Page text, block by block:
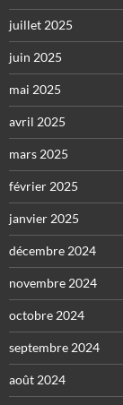
juillet 2025
juin 2025
mai 2025
avril 2025
mars 2025
février 2025
janvier 2025
décembre 2024
novembre 2024
octobre 2024
septembre 2024
août 2024